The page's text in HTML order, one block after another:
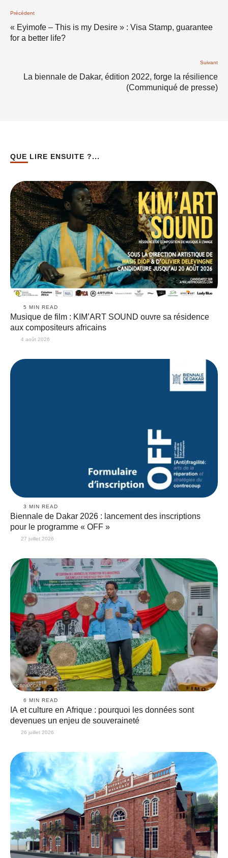
Précédent
« Eyimofe – This is my Desire » : Visa Stamp, guarantee
for a better life?
Suivant
La biennale de Dakar, édition 2022, forge la résilience
(Communiqué de presse)
QUE LIRE ENSUITE ?...
5 MIN READ
Musique de film : KIM’ART SOUND ouvre sa résidence
aux compositeurs africains
4 août 2026
3 MIN READ
Biennale de Dakar 2026 : lancement des inscriptions
pour le programme « OFF »
27 juillet 2026
6 MIN READ
IA et culture en Afrique : pourquoi les données sont
devenues un enjeu de souveraineté
26 juillet 2026